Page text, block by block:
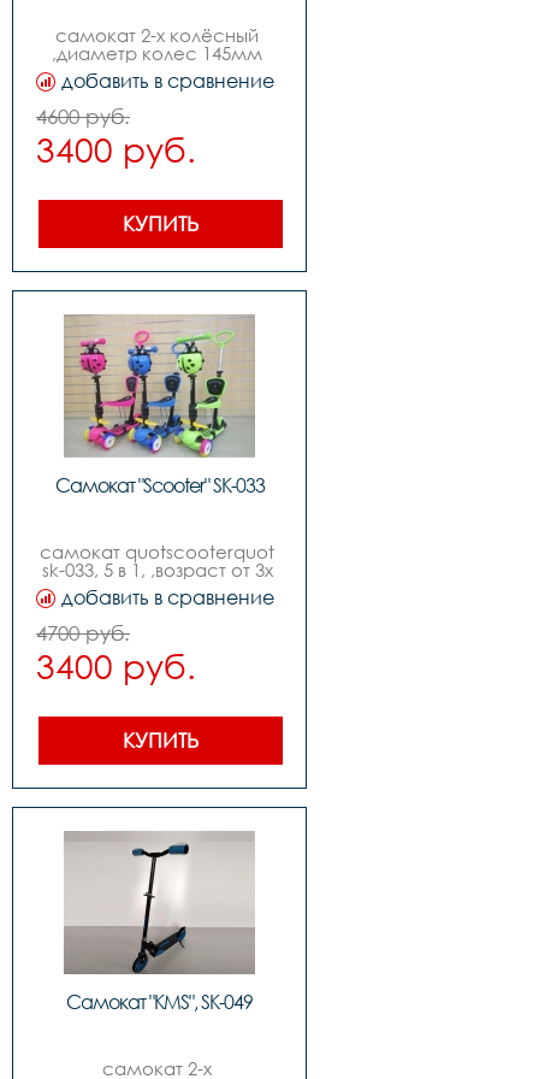
самокат 2-х колёсный
,диаметр колес 145мм
,руль с регулировкой,
изогнутый quotbird
typequot, без
амортизаторов
добавить в сравнение
4600 руб.
3400 руб.
КУПИТЬ
Самокат "Scooter" SK-033
самокат quotscooterquot
sk-033, 5 в 1, ,возраст от 3х
лет, ,3х колесный,
,передние колеса pu:
диаметр 120мм, ширина
28мм, триколор, с
функцией подсветки
,заднее широкое колесо
ширина 50мм ширина
деки 135мм, ,руль с
регулировкой, ,материал
руля: сталь, ,материал
стойки руля: сталь,
,инд.упак. - коробка.
добавить в сравнение
4700 руб.
3400 руб.
КУПИТЬ
Самокат "KMS", SK-049
самокат 2-х